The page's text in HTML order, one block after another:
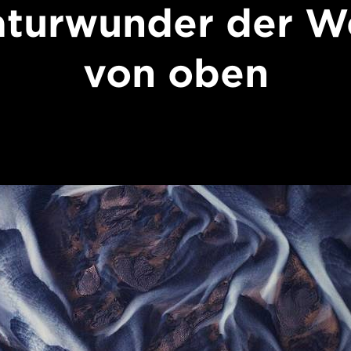
der
von oben